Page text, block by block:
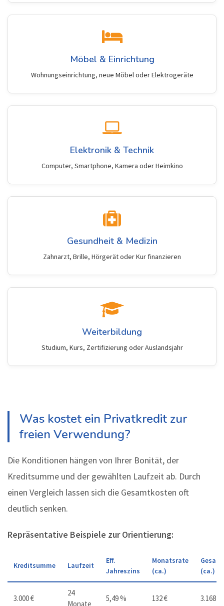
Möbel & Einrichtung
Wohnungseinrichtung, neue Möbel oder Elektrogeräte
Elektronik & Technik
Computer, Smartphone, Kamera oder Heimkino
Gesundheit & Medizin
Zahnarzt, Brille, Hörgerät oder Kur finanzieren
Weiterbildung
Studium, Kurs, Zertifizierung oder Auslandsjahr
Was kostet ein Privatkredit zur
freien Verwendung?
Die Konditionen hängen von Ihrer Bonität, der
Kreditsumme und der gewählten Laufzeit ab. Durch
einen Vergleich lassen sich die Gesamtkosten oft
deutlich senken.
Repräsentative Beispiele zur Orientierung:
Kreditsumme Laufzeit
Eff.
Jahreszins
Monatsrate
(ca.)
(ca.)
3.000 €
24
Monate
5,49 % 132 € 3.168 €